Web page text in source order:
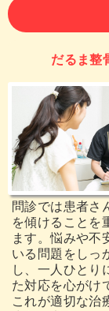
だるま整
問診では患者さ
を傾けることを
ます。悩みや不
いる問題をしっ
し、一人ひとり
た対応を心がけ
これが適切な治